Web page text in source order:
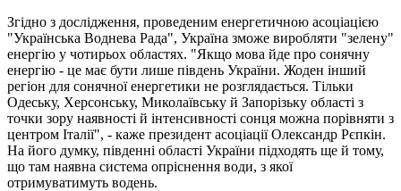
Згідно з дослідження, проведеним енергетичною асоціацією
"Українська Воднева Рада", Україна зможе виробляти "зелену"
енергію у чотирьох областях. "Якщо мова йде про сонячну
енергію - це має бути лише південь України. Жоден інший
регіон для сонячної енергетики не розглядається. Тільки
Одеську, Херсонську, Миколаївську й Запорізьку області з
точки зору наявності й інтенсивності сонця можна порівняти з
центром Італії", - каже президент асоціації Олександр Рєпкін.
На його думку, південні області України підходять ще й тому,
що там наявна система опріснення води, з якої
отримуватимуть водень.